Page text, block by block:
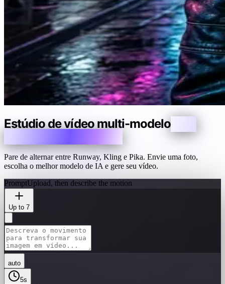
Estúdio de vídeo multi-modelo
Pare de alternar entre Runway, Kling e Pika. Envie uma foto,
escolha o melhor modelo de IA e gere seu vídeo.
PromptUpload, then describe the motion
Up to 7
auto
5s